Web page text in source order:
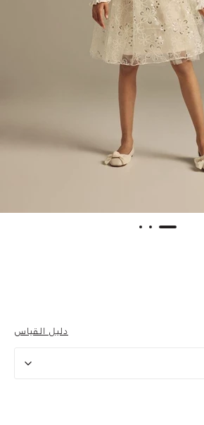
دليل القياس